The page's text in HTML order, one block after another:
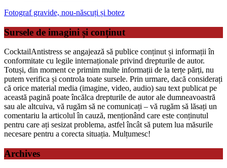
Fotograf gravide, nou-născuți și botez
Sursele de imagini și conținut
CocktailAntistress se angajează să publice conținut și informații în
conformitate cu legile internaționale privind drepturile de autor.
Totuși, din moment ce primim multe informații de la terțe părți, nu
putem verifica și controla toate sursele. Prin urmare, dacă considerați
că orice material media (imagine, video, audio) sau text publicat pe
această pagină poate încălca drepturile de autor ale dumneavoastră
sau ale altcuiva, vă rugăm să ne comunicați – vă rugăm să lăsați un
comentariu la articolul în cauză, menționând care este conținutul
pentru care ați sesizat problema, astfel încât să putem lua măsurile
necesare pentru a corecta situația. Mulțumesc!
Archives